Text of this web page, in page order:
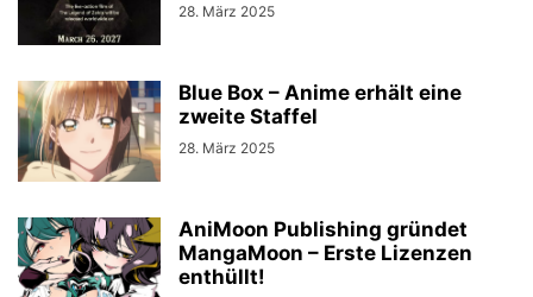
28. März 2025
Blue Box – Anime erhält eine
zweite Staffel
28. März 2025
AniMoon Publishing gründet
MangaMoon – Erste Lizenzen
enthüllt!